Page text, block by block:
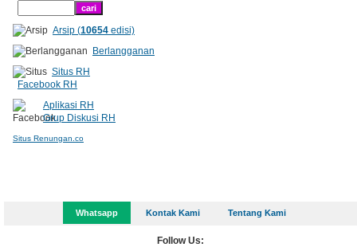
Arsip (10654edisi)
Berlangganan
Situs RH
Facebook RH
Aplikasi RH
Grup Diskusi RH
Situs Renungan.co
Whatsapp Kontak Kami Tentang Kami
Follow Us: